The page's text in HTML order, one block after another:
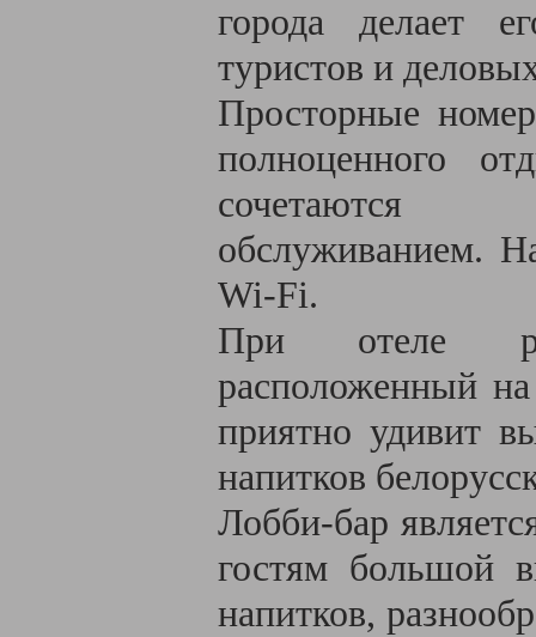
города делает
туристов и
Просторные
полноценного
сочетаются
обслуживанием.
Wi-Fi.
При отеле
расположенный
приятно удивит
напитков
Лобби-бар
гостям большой
напитков,